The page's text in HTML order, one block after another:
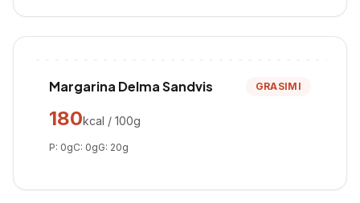
Margarina Delma Sandvis GRASIMI
180kcal / 100g
P: 0gC: 0gG: 20g